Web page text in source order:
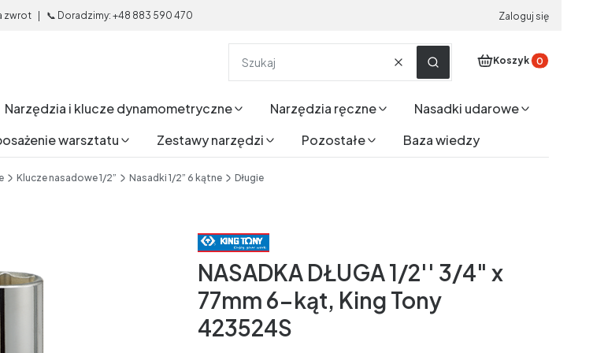
zwrot | 📞 Doradzimy: +48 883 590 470 Zaloguj się
WyczyśćSzukaj
Produkty w
Koszyk
Narzędzia i klucze dynamometryczne Narzędzia ręczne
Nasadki udarowe
warsztatu Zestawy narzędzi Pozostałe
Baza wiedzy
Klucze nasadowe 1/2” Nasadki 1/2” 6 kątne
Długie
NASADKA DŁUGA 1/2'' 3/4" x
77mm 6-kąt, King Tony
423524S